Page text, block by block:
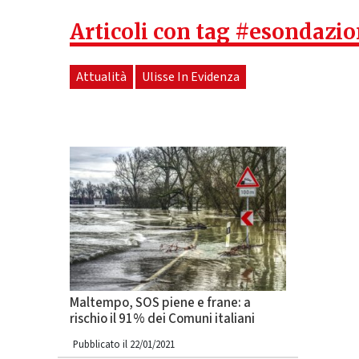
Articoli con tag
Attualità Ulisse In Evidenza
Maltempo, SOS piene e frane: a
rischio il 91% dei Comuni italiani
Pubblicato il 22/01/2021